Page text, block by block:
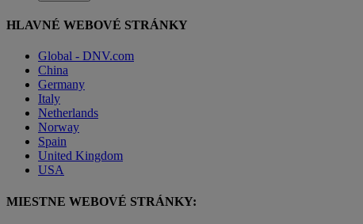
HLAVNÉ WEBOVÉ STRÁNKY
Global - DNV.com
China
Germany
Italy
Netherlands
Norway
Spain
United Kingdom
USA
MIESTNE WEBOVÉ STRÁNKY: